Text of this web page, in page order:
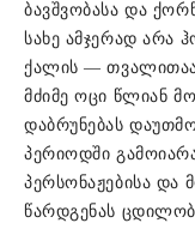
ბავშვობასა და
სახე ამჯერად არა
ქალის — თვალითაა
მძიმე ოცი წლიან
დაბრუნებას
პერიოდში
პერსონაჟებისა და
წარდგენას